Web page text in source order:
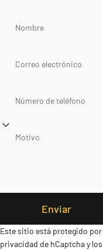
Nombre
Correo electrónico
Número de teléfono
Motivo
MensajeEnviar
Este sitio está protegido por
privacidad de hCaptchay los